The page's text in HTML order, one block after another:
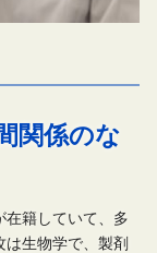
関係のな
在籍していて、多
は生物学で、製剤